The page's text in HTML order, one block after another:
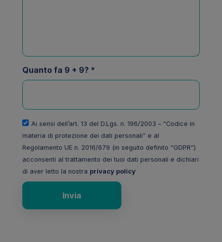
Quanto fa 9 + 9? *
Ai sensi dell’art. 13 del D.Lgs. n. 196/2003 – “Codice in
materia di protezione dei dati personali” e al
Regolamento UE n. 2016/679 (in seguito definito “GDPR”)
acconsenti al trattamento dei tuoi dati personali e dichiari
di aver letto la nostra privacy policy
Invia